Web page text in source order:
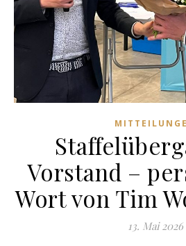
Vorstand –
Wort von Tim
13. Mai 2026